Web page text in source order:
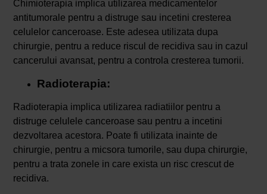
Chimioterapia implica utilizarea medicamentelor
antitumorale pentru a distruge sau incetini cresterea
celulelor canceroase. Este adesea utilizata dupa
chirurgie, pentru a reduce riscul de recidiva sau in cazul
cancerului avansat, pentru a controla cresterea tumorii.
Radioterapia:
Radioterapia implica utilizarea radiatiilor pentru a
distruge celulele canceroase sau pentru a incetini
dezvoltarea acestora. Poate fi utilizata inainte de
chirurgie, pentru a micsora tumorile, sau dupa chirurgie,
pentru a trata zonele in care exista un risc crescut de
recidiva.